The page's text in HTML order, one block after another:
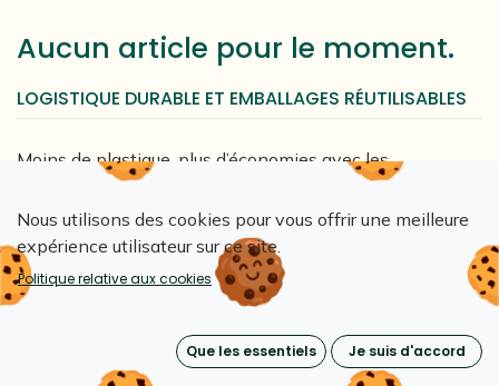
Aucun article pour le moment.
LOGISTIQUE DURABLE ET EMBALLAGES RÉUTILISABLES
Moins de plastique, plus d’économies avec les
emballages réutilisables Loopipak!
TAGS
1. Ecoconception et impact environnemental
ACV (Analyse de cycle de vie) emballage
Nous utilisons des cookies pour vous offrir une meilleure
expérience utilisateur sur ce site.
Politique relative aux cookies
Que les essentiels Je suis d'accord